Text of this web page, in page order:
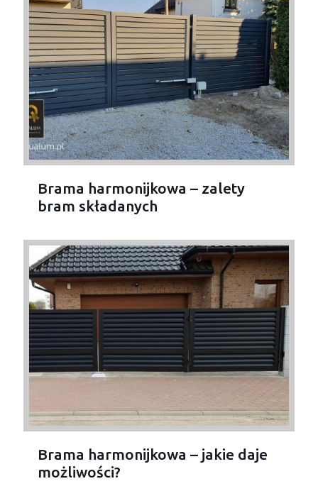
Brama harmonijkowa – zalety
bram składanych
Brama harmonijkowa – jakie daje
możliwości?